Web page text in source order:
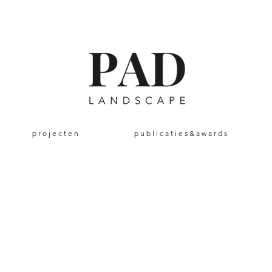
p r o j e c t e n p u b l i c a t i e s & a w a r d s